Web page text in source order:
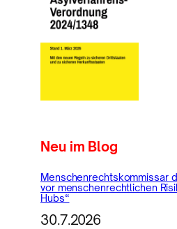
Neu im Blog
Menschenrechtskommissar
vor menschenrechtlichen
Hubs“
30.7.2026